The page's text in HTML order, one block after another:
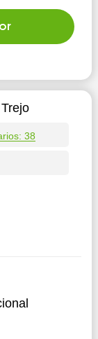
los
Así
38